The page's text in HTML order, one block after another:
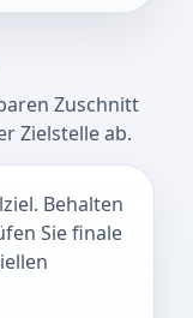
Zuschnitt
Zielstelle ab.
Behalten
Sie finale